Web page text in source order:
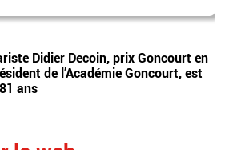
Didier Decoin, prix Goncourt en
de l’Académie Goncourt, est
ans